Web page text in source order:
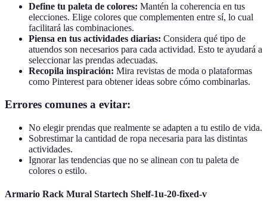
Define tu paleta de colores: Mantén la coherencia en tus
elecciones. Elige colores que complementen entre sí, lo cual
facilitará las combinaciones.
Piensa en tus actividades diarias: Considera qué tipo de
atuendos son necesarios para cada actividad. Esto te ayudará a
seleccionar las prendas adecuadas.
Recopila inspiración: Mira revistas de moda o plataformas
como Pinterest para obtener ideas sobre cómo combinarlas.
Errores comunes a evitar:
No elegir prendas que realmente se adapten a tu estilo de vida.
Sobrestimar la cantidad de ropa necesaria para las distintas
actividades.
Ignorar las tendencias que no se alinean con tu paleta de
colores o estilo.
Armario Rack Mural Startech Shelf-1u-20-fixed-v